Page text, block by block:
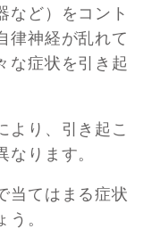
など）をコント
律神経が乱れて
な症状を引き起
より、引き起こ
なります。
当てはまる症状
。